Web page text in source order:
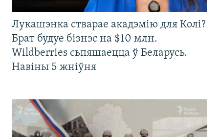
Лукашэнка стварае акадэмію для Колі?
Брат будуе бізнэс на $10 млн.
Wildberries сьпяшаецца ў Беларусь.
Навіны 5 жніўня